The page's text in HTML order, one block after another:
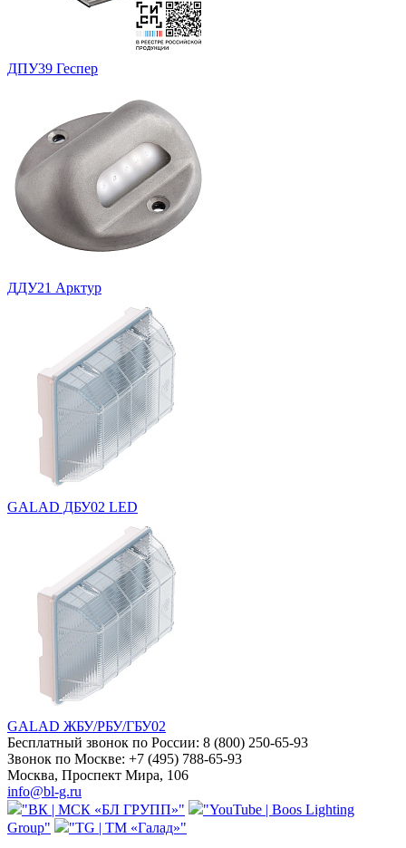
ДПУ39 Геспер
ДДУ21 Арктур
GALAD ДБУ02 LED
GALAD ЖБУ/РБУ/ГБУ02
Бесплатный звонок по России: 8 (800) 250-65-93
Звонок по Москве: +7 (495) 788-65-93
Москва, Проспект Мира, 106
info@bl-g.ru
"ВК | МСК «БЛ ГРУПП»"
"YouTube | Boos Lighting
Group"
"TG | ТМ «Галад»"